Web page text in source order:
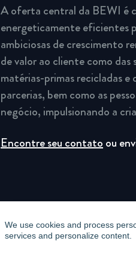
We use cookies and process
services and personalize content.
A oferta central da BEWI é
energeticamente eficientes
ambiciosas de crescimento
de valor ao cliente como das
matérias-primas recicladas
parcerias, bem como as
negócio, impulsionando a
Encontre seu contatoou